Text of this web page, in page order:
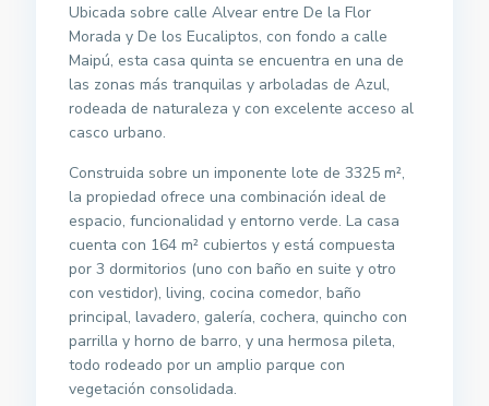
Ubicada sobre calle Alvear entre De la Flor
Morada y De los Eucaliptos, con fondo a calle
Maipú, esta casa quinta se encuentra en una de
las zonas más tranquilas y arboladas de Azul,
rodeada de naturaleza y con excelente acceso al
casco urbano.
Construida sobre un imponente lote de 3325 m²,
la propiedad ofrece una combinación ideal de
espacio, funcionalidad y entorno verde. La casa
cuenta con 164 m² cubiertos y está compuesta
por 3 dormitorios (uno con baño en suite y otro
con vestidor), living, cocina comedor, baño
principal, lavadero, galería, cochera, quincho con
parrilla y horno de barro, y una hermosa pileta,
todo rodeado por un amplio parque con
vegetación consolidada.